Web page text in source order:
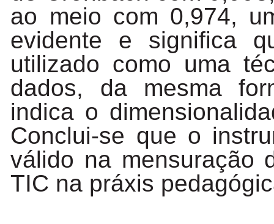
ao meio com 0,974,
evidente
e significa
utilizado como uma
dados,
da mesma
indica o
Conclui-se que o
válido na mensuração
TIC na práxis